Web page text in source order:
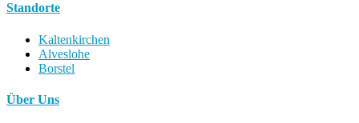
Standorte
Kaltenkirchen
Alveslohe
Borstel
Über Uns